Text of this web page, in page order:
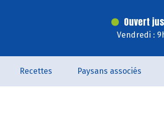
Ouvert
Vendredi :
Recettes Paysans associés